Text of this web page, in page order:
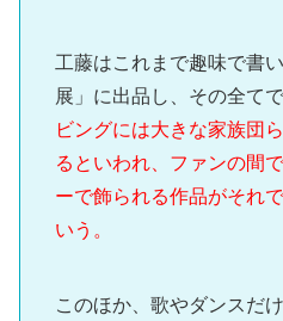
工藤はこれまで趣味で書
展」に出品し、その全てで
ビングには大きな家族団
るといわれ、ファンの間
ーで飾られる作品がそれ
いう。
このほか、歌やダンスだ